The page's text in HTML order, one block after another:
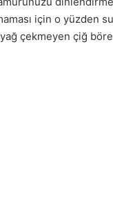
için o yüzden su
çekmeyen çiğ